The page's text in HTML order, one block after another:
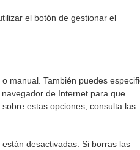
el botón de gestionar el
manual. También puedes
de Internet para que
estas opciones, consulta las
desactivadas. Si borras las